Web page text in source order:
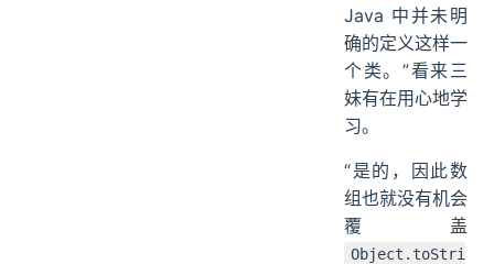
POJO 的打印规约
Java 中并未明
确的定义这样一
个类。”看来三
妹有在用心地学
习。
“是的，因此数
组也就没有机会
覆盖
Object.toStri